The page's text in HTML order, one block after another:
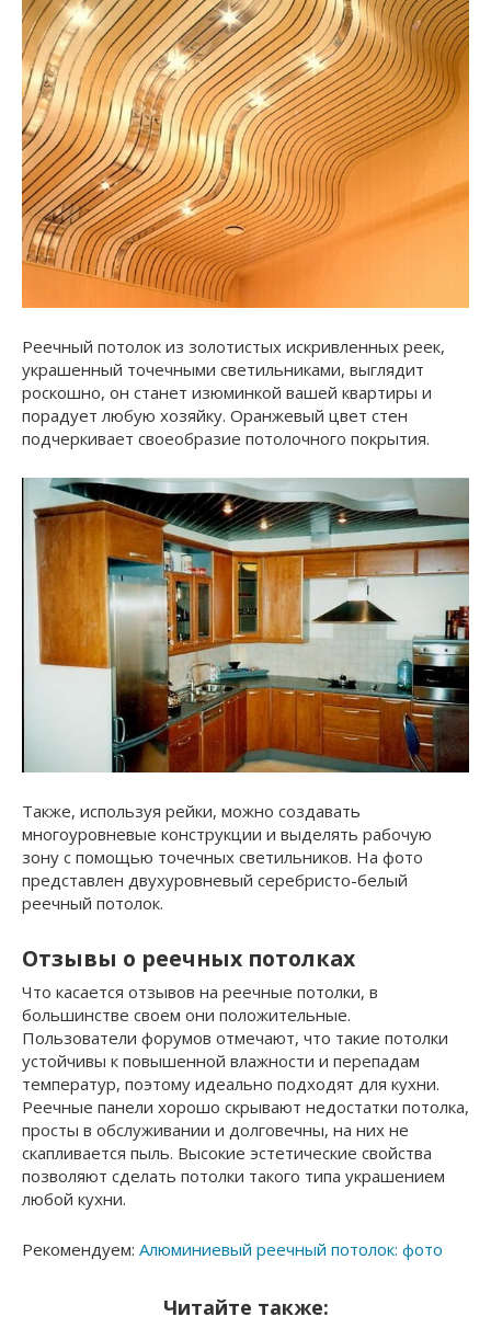
Реечный потолок из золотистых искривленных реек,
украшенный точечными светильниками, выглядит
роскошно, он станет изюминкой вашей квартиры и
порадует любую хозяйку. Оранжевый цвет стен
подчеркивает своеобразие потолочного покрытия.
Также, используя рейки, можно создавать
многоуровневые конструкции и выделять рабочую
зону с помощью точечных светильников. На фото
представлен двухуровневый серебристо-белый
реечный потолок.
Отзывы о реечных потолках
Что касается отзывов на реечные потолки, в
большинстве своем они положительные.
Пользователи форумов отмечают, что такие потолки
устойчивы к повышенной влажности и перепадам
температур, поэтому идеально подходят для кухни.
Реечные панели хорошо скрывают недостатки потолка,
просты в обслуживании и долговечны, на них не
скапливается пыль. Высокие эстетические свойства
позволяют сделать потолки такого типа украшением
любой кухни.
Рекомендуем: Алюминиевый реечный потолок: фото
Читайте также: